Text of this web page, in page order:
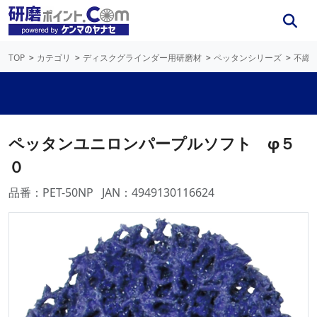
TOP カテゴリ ディスクグラインダー用研磨材 ペッタンシリーズ 不織
ペッタンユニロンパープルソフト φ５
０
品番：PET-50NP JAN：4949130116624